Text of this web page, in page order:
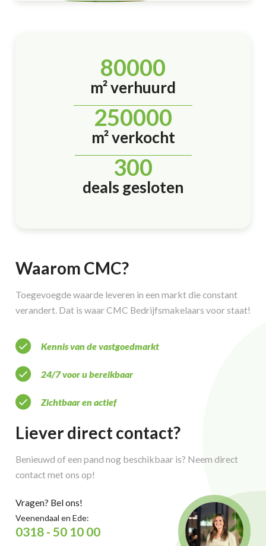
80000
m² verhuurd
250000
m² verkocht
300
deals gesloten
Waarom CMC?
Toegevoegde waarde leveren in een markt die constant
verandert. Dat is waar CMC Bedrijfsmakelaars voor staat!
Kennis van de vastgoedmarkt
24/7 voor u bereikbaar
Zichtbaar en actief
Liever direct contact?
Benieuwd of een pand nog beschikbaar is? Neem direct
contact met ons op!
Vragen? Bel ons!
Veenendaal en Ede:
0318 - 50 10 00